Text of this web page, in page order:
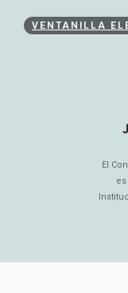
VENTANILLA
El